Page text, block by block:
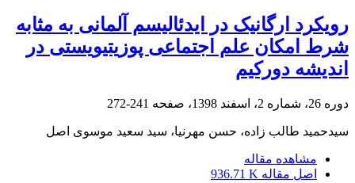
رویکرد ارگانیک در ایدئالیسم آلمانی به مثابه
شرط امکان علم اجتماعی پوزیتیویستی در
اندیشه دورکیم
دوره 26، شماره 2، اسفند 1398، صفحه 241-272
سیدحمید طالب زاده، حسن مهرنیا، سید سعید موسوی اصل
مشاهده مقاله
اصل مقاله 936.71 K